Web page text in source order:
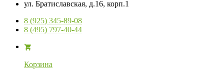
ул. Братиславская, д.16, корп.1
8 (925) 345-89-08
8 (495) 797-40-44
Корзина